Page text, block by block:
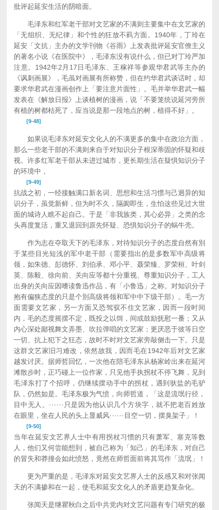
批评起延安生活的阴暗面。
毛泽东和红军老干部对文艺家的不满则主要集中在文艺家的
「无组织、无纪律」和个性的狂放不羁方面。1940年，丁玲在
延安「文抗」主办的文学刊物《谷雨》上发表批评延安官僚主义
的著名小说《在医院中》，毛泽东没有说什么，但已对丁玲严加
注意。1942年2月17日毛泽东、王稼祥等参观华君武等主办的
《讽刺画展》，毛虽对画展有所称赞，但在约华君武谈话时，却
要求华君武在漫画创作上「要注意片面性」。毛并举华君武一幅
发表在《解放日报》上谈植树的漫画，说「不要笼统说延河旁所
有植的树都枯死了，应当说是那一段地点的树，植得不好」。
[9-48]
如果说毛泽东对延安文化人的不满更多的集中在政治方面，
那么一些老干部的不满则来自于对知识分子根深蒂固的怀疑和歧
视。许多红军老干部从未进过城市，更长期生活在疑惧知识分子
的环境中，
[9-49]
抗战之初，一经接触满口新名词、思想和生活习惯与己迥异的知
识分子，虽觉新鲜，但为时不久，隔阂即生，生怕这些见过大世
面的城诗人瞧不起自己。于是「非我族类，其心必异」之类的念
头再度复活，重又退回到原先怀疑、恐惧知识分子的蜗牛壳。
作为志在夺取天下的毛泽东，对待知识分子的态度自然有別
于某些目光短浅的军中老干部（需要指出的是多数军中高级将
领，如朱德、彭德怀、刘伯承、邓小平、聂荣臻、罗荣桓、叶剑
英、陈毅、徐向前、关向应等都十分重视、尊重知识分子，工人
出身的关向应因嗜读鲁迅作品，有「小鲁迅」之称。对知识分子
抱有偏狭态度的只是个別高级将领和军中中下级干部）。毛一方
面需要文艺家，另一方面又恐驾驭不住文艺家，因而一段时间
内，毛的态度摇摆不定，既投之以饵，间或鼓励抚慰一番；又从
内心深处鄙视舞文弄墨、吹拉弹唱的文艺家；更厌恶于彼等日空
一切、抗上犯下之狂态，故时不时对文艺家旁敲侧击一下。只是
这群文艺家旧习难改，依然故我，因而毛在1942年后对文艺家
越发讨厌。据师哲回忆，一次他在陪毛泽东从杨家岭出来在延河
滩散步时，正巧碰上一位作家，只见他手执拐杖不停飞舞，见到
毛泽东打了个招呼，仍继续摆动手中的拐杖，遇到驮盐的毛驴
队，仍然如是。毛泽东极为气愤，向师哲道，「这是流氓行径，
目中无人。······只是因为他认识几个方块字，就不把老百姓放
在眼里，坐在人民的头上显威风······目空一切，摆臭架子」！
[9-50]
当年在延安文艺界人士中有用拐杖习惯的只有萧军、塞克等数
人，他们又何尝能想到，被自己称为「知己」的毛泽东，对自己
的冒失和莽撞会如此愤怒，竟然在师哲面前将其骂作「流氓」！
更为严重的是，毛泽东对延安文艺界人士的反感又和对张闻
天的不满掺和在一起，使毛和延安文化人的矛盾更趋复杂化。
张闻天是继瞿秋白之后中共党内对文艺问题有专门研究的极